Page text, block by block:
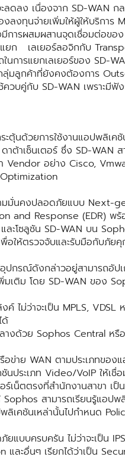
เนื่องจาก SD-WAN กลา
ลงทุนจ่ายเพิ่มให้ผู้ให้บริการ
ารผสมผสานจุดเชื่อมต่อของ
ยก เลเยอร์ลอจิกกับ
การแยกเลเยอร์ของ SD-
มลูกค้าที่ยังคงต้องการ
วบคู่กับ SD-WAN เพราะมีฟั
วยการใช้งานแอปพลิเคชั
ต้าเซ็นเตอร์ ซึ่ง SD-WAN
Vendor อย่าง Cisco,
คงปลอดภัยแบบ Next-
Response (EDR) พร้
โซลูชัน SD-WAN บน
ให้ตรวจจับและรับมือกับภัยคุ
ปกรณ์ดังกล่าวอยู่สามารถอัป
มเติม โดย SD-WAN ของ
ไม่ว่าจะเป็น MPLS, VDSL
ด้
างด้วย Sophos Central หรื
าย WAN ตามประเภทของแ
ประเภท Video/VoIP ให้เ
เน็ตตรงที่สำนักงานสาขา เป็
สามารถเรียนรู้แอปพลิ
เคชันเหล่านั้นไปกำหนด
แบบครบครัน ไม่ว่าจะเป็น
ะอื่นๆ เรียกได้ว่าเป็น